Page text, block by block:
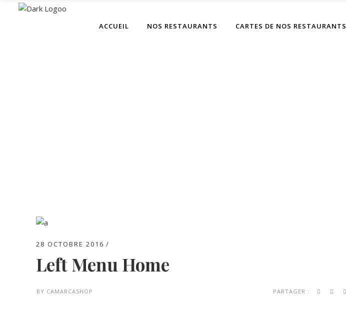
ACCUEIL NOS RESTAURANTS CARTES DE NOS RESTAURANTS
28 OCTOBRE 2016
Left Menu Home
BY CAMARCASHOP PARTAGER :